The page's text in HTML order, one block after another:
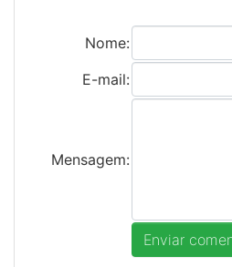
Nome:
E-mail:
Mensagem: